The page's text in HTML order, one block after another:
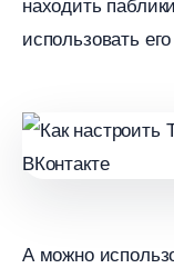
использовать
А можно